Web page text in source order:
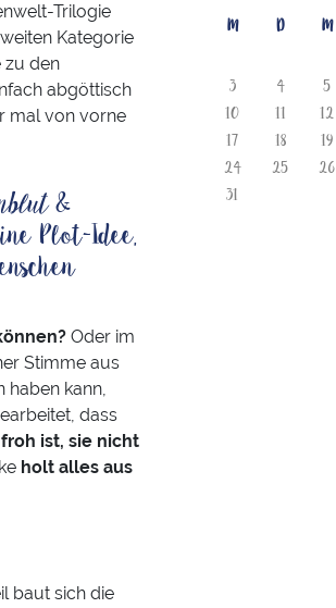
Trilogie
Kategorie
zu den
abgöttisch
mal von vorne
&
Plot-Idee,
Oder im
Stimme aus
haben kann,
dass
ist, sie nicht
holt alles aus
baut sich die
M D M
3
4 5
10
11 12
17
18 19
24
25 26
31